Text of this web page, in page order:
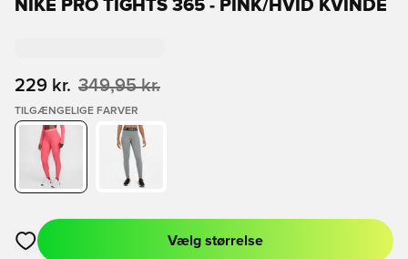
NIKE PRO TIGHTS 365 - PINK/HVID KVINDE
229 kr. 349,95 kr.
TILGÆNGELIGE FARVER
Åbner en Modal til at logge ind eller tilmelde dig som medlem
Vælg størrelse